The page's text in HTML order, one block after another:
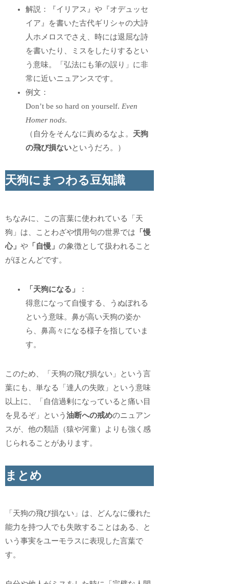
解説：『イリアス』や『オデュッセ
イア』を書いた古代ギリシャの大詩
人ホメロスでさえ、時には退屈な詩
を書いたり、ミスをしたりするとい
う意味。「弘法にも筆の誤り」に非
常に近いニュアンスです。
例文：
Don’t be so hard on yourself. Even
Homer nods.
（自分をそんなに責めるなよ。 天狗
の飛び損ないというだろ。）
天狗にまつわる豆知識
ちなみに、この言葉に使われている「天
狗」は、ことわざや慣用句の世界では 「慢
心」や 「自慢」の象徴として扱われること
がほとんどです。
「天狗になる」
：
得意になって自慢する、うぬぼれる
という意味。鼻が高い天狗の姿か
ら、鼻高々になる様子を指していま
す。
このため、「天狗の飛び損ない」という言
葉にも、単なる「達人の失敗」という意味
以上に、「自信過剰になっていると痛い目
を見るぞ」という油断への戒めのニュアン
スが、他の類語（猿や河童）よりも強く感
じられることがあります。
まとめ
「天狗の飛び損ない」は、どんなに優れた
能力を持つ人でも失敗することはある、と
いう事実をユーモラスに表現した言葉で
す。